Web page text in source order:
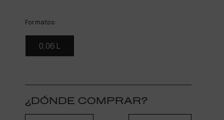
Formatos:
0,06 L
¿DÓNDE COMPRAR?